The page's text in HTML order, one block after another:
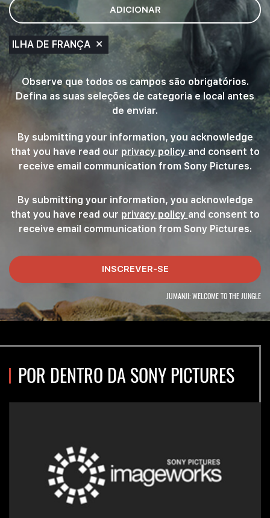
Busque
um
local
e
selecione
um
da
sugestões.
Por
"Adicionar"
para
criar
alerta
de
emprego.
ADICIONAR
ILHA DE FRANÇA
Observe que todos os campos são obrigatórios.
Defina as suas seleções de categoria e local antes
de enviar.
By submitting your information, you acknowledge
that you have read our privacy policy (this content
and consent to
receive email communication from Sony Pictures.
By submitting your information, you acknowledge
that you have read our privacy policy (this content
and consent to
receive email communication from Sony Pictures.
INSCREVER-SE
JUMANJI: WELCOME TO THE JUNGLE
POR DENTRO DA SONY PICTURES